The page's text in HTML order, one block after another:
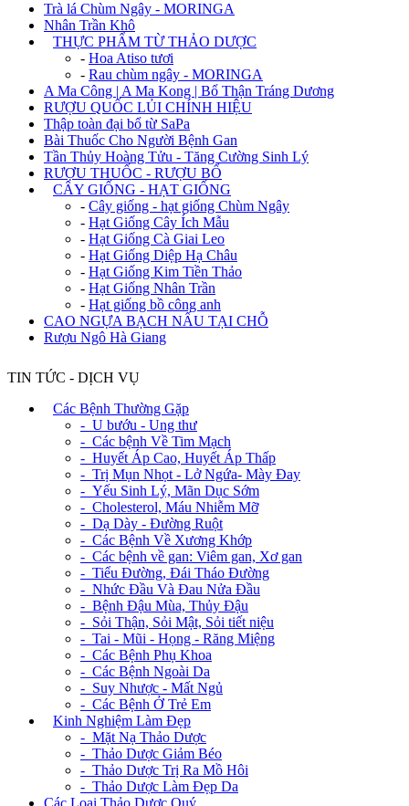
Trà lá Chùm Ngây - MORINGA
Nhân Trần Khô
THỰC PHẨM TỪ THẢO DƯỢC
- Hoa Atiso tươi
- Rau chùm ngây - MORINGA
A Ma Công | A Ma Kong | Bổ Thận Tráng Dương
RƯỢU QUỐC LỦI CHÍNH HIỆU
Thập toàn đại bổ từ SaPa
Bài Thuốc Cho Người Bệnh Gan
Tần Thủy Hoàng Tửu - Tăng Cường Sinh Lý
RƯỢU THUỐC - RƯỢU BỔ
CÂY GIỐNG - HẠT GIỐNG
- Cây giống - hạt giống Chùm Ngây
- Hạt Giống Cây Ích Mẫu
- Hạt Giống Cà Giai Leo
- Hạt Giống Diệp Hạ Châu
- Hạt Giống Kim Tiền Thảo
- Hạt Giống Nhân Trần
- Hạt giống bồ công anh
CAO NGỰA BẠCH NẤU TẠI CHỖ
Rượu Ngô Hà Giang
TIN TỨC - DỊCH VỤ
Các Bệnh Thường Gặp
- U bướu - Ung thư
- Các bệnh Về Tim Mạch
- Huyết Áp Cao, Huyết Áp Thấp
- Trị Mụn Nhọt - Lở Ngứa- Mày Đay
- Yếu Sinh Lý, Mãn Dục Sớm
- Cholesterol, Máu Nhiễm Mỡ
- Dạ Dày - Đường Ruột
- Các Bệnh Về Xương Khớp
- Các bệnh về gan: Viêm gan, Xơ gan
- Tiểu Đường, Đái Tháo Đường
- Nhức Đầu Và Đau Nửa Đầu
- Bệnh Đậu Mùa, Thủy Đậu
- Sỏi Thận, Sỏi Mật, Sỏi tiết niệu
- Tai - Mũi - Họng - Răng Miệng
- Các Bệnh Phụ Khoa
- Các Bệnh Ngoài Da
- Suy Nhược - Mất Ngủ
- Các Bệnh Ở Trẻ Em
Kinh Nghiệm Làm Đẹp
- Mặt Nạ Thảo Dược
- Thảo Dược Giảm Béo
- Thảo Dược Trị Ra Mồ Hôi
- Thảo Dược Làm Đẹp Da
Các Loại Thảo Dược Quý